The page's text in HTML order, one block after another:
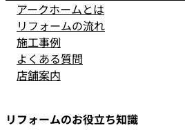
アークホームとは
リフォームの流れ
施工事例
よくある質問
店舗案内
リフォームのお役立ち知識